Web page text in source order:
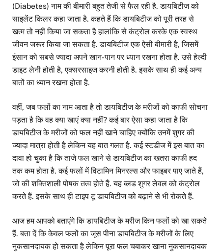
(Diabetes) नाम की बीमारी बहुत तेजी से फैल रही है. डायबिटीज को
साइलेंट किलर कहा जाता है. कहते हैं कि डायबिटीज को पूरी तरह से
खत्म तो नहीं किया जा सकता है हालांकि से कंट्रोल करके एक स्वस्थ
जीवन जरूर किया जा सकता है. डायबिटीज एक ऐसी बीमारी है, जिसमें
इंसान को सबसे ज्यादा अपने खान-पान पर ध्यान रखना होता है. उसे हेल्दी
डाइट लेनी होती है, एक्सरसाइज करनी होती है. इसके साथ ही कई अन्य
बातों का ध्यान रखना होता है.
वहीं, जब फलों का नाम आता है तो डायबिटीज के मरीजों को काफी सोचना
पड़ता है कि वह क्या खाएं क्या नहीं? कई बार ऐसा कहा जाता है कि
डायबिटीज के मरीजों को फल नहीं खाने चाहिए क्योंकि उनमें शुगर की
ज्यादा मात्रा होती है लेकिन यह बात गलत है. कई स्टडीज में इस बात का
दावा हो चुका है कि ताजे फल खाने से डायबिटीज का खतरा काफी हद
तक कम होता है. कई फलों में विटामिन मिनरल्स और फाइबर पाए जाते हैं,
जो की शक्तिशाली पोषक तत्व होते हैं. यह ब्लड शुगर लेवल को कंट्रोल
करते हैं. इसके साथ ही टाइप टू डायबिटीज को बढ़ाने से भी रोकते हैं.
आज हम आपको बताएंगे कि डायबिटीज के मरीज किन फलों को खा सकते
हैं. बता दें कि केवल फलों का जूस पीना डायबिटीज के मरीजों के लिए
नुकसानदायक हो सकता है लेकिन पूरा फल चबाकर खाना नुकसानदायक